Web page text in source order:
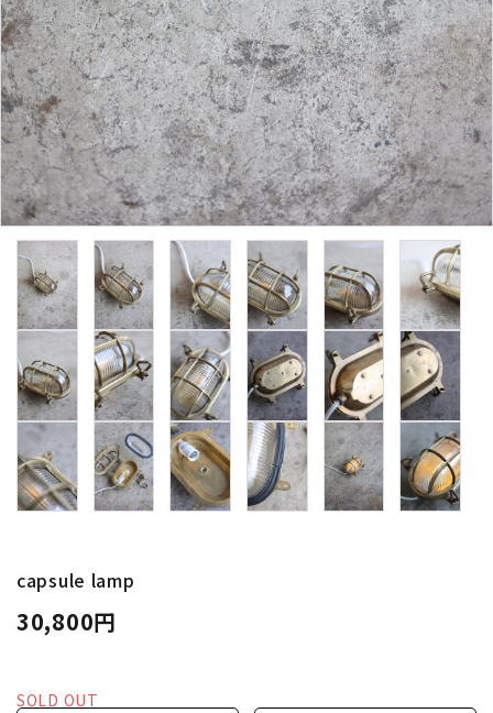
その他
BRAND
お気に入りリスト
卸販売
デザイナーまとめ
アフターケア
メンテナンスについて
ギャラリー・シーン
納品事例
エキシビジョン・展示会
過去販売
capsule lamp
30,800円
SOLD OUT